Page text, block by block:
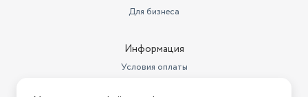
Для бизнеса
Информация
Условия оплаты